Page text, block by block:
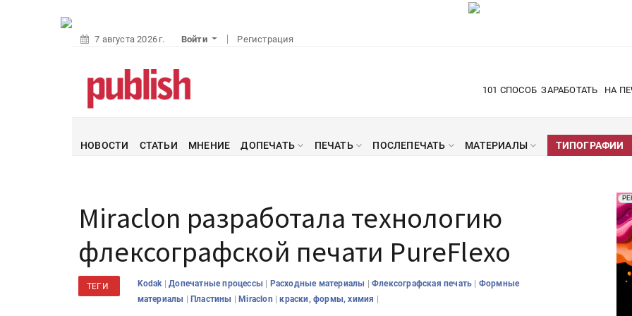
7 августа 2026 г. Войти Регистрация
101 СПОСОБ ЗАРАБОТАТЬ НА
НОВОСТИ СТАТЬИ МНЕНИЕ ДОПЕЧАТЬ ПЕЧАТЬ ПОСЛЕПЕЧАТЬ МАТЕРИАЛЫ ТИПОГРАФИИ
Miraclon разработала технологию
флексографской печати PureFlexo
ТЕГИ Kodak |Допечатные процессы | Расходные материалы | Флексографская печать | Формные
материалы | Пластины |Miraclon |краски, формы, химия |